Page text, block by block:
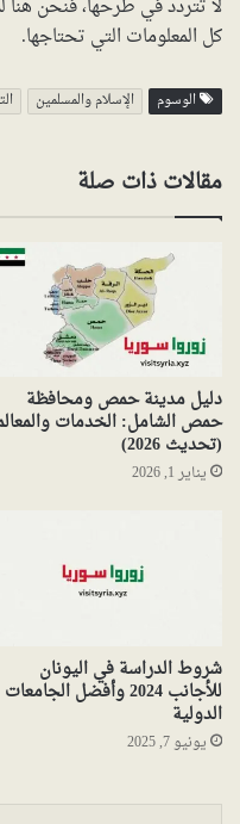
لا تتردد في طرحها، فنحن
كل المعلومات التي تحتاجها.
الوسوم الإسلام والمسلمين
مقالات ذات صلة
دليل مدينة حمص ومحافظة
حمص الشامل: الخدمات
(تحديث 2026)
يناير 1, 2026
شروط الدراسة في اليونان
للأجانب 2024 وأفضل الجامعات
الدولية
يونيو 7, 2025